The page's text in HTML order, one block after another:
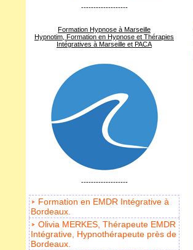
-------------------
Formation Hypnose à Marseille
Hypnotim, Formation en Hypnose et Thérapies
Intégratives à Marseille et PACA
-------------------
Formation en EMDR Intégrative à
Bordeaux.
Olivia MERKES, Thérapeute EMDR
Intégrative, Hypnothérapeute près de
Bordeaux.